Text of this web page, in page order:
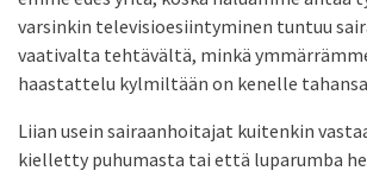
varsinkin televisioesiintyminen tuntuu
vaativalta tehtävältä, minkä
haastattelu kylmiltään on kenelle tahansa
Liian usein sairaanhoitajat kuitenkin
kielletty puhumasta tai että luparumba